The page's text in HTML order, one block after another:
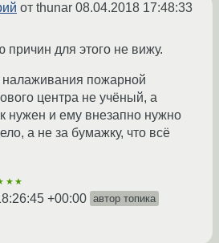
от thunar 08.04.2018 17:48:33
причин для этого не вижу.
налаживания пожарной
центра не учёный, а
нужен и ему внезапно нужно
а не за бумажку, что всё
+00:00 автор топика